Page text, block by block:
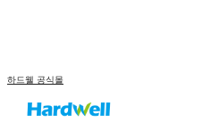
하드웰 공식몰